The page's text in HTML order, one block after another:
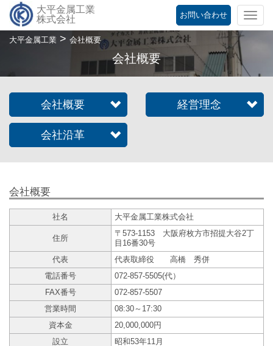
お問い合わせ
大平金属工業
株式会社
大平金属工業 > 会社概要
会社概要
会社概要 経営理念
会社沿革
会社概要
社名 大平金属工業株式会社
住所
〒573-1153 大阪府枚方市招提大谷2丁
目16番30号
代表
代表取締役 高橋 秀併
電話番号
072-857-5505(代）
FAX番号
072-857-5507
営業時間
08:30～17:30
資本金
20,000,000円
設立
昭和53年11月